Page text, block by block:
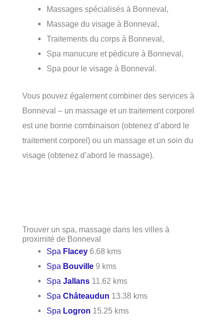
Massages spécialisés à Bonneval,
Massage du visage à Bonneval,
Traitements du corps à Bonneval,
Spa manucure et pédicure à Bonneval,
Spa pour le visage à Bonneval.
Vous pouvez également combiner des services à
Bonneval – un massage et un traitement corporel
est une bonne combinaison (obtenez d’abord le
traitement corporel) ou un massage et un soin du
visage (obtenez d’abord le massage).
Trouver un spa, massage dans les villes à
proximité de Bonneval
Spa Flacey 6.68 kms
Spa Bouville 9 kms
SpaJallans 11.62 kms
SpaChâteaudun 13.38 kms
Spa Logron 15.25 kms